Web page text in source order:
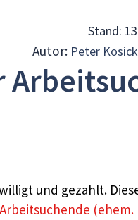
Stand:
Autor: Peter Kosick
und gezahlt.
(ehem.